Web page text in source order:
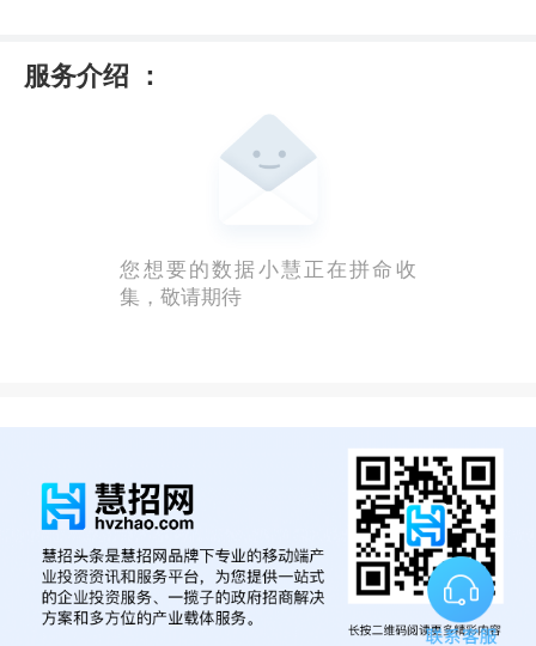
服务介绍 ：
您想要的数据小慧正在拼命收
集，敬请期待